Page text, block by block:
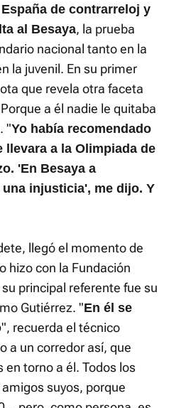
de contrarreloj y
al Besaya, la prueba
nacional tanto en la
la juvenil. En su primer
que revela otra faceta
a él nadie le quitaba
"Yo había recomendado
a la Olimpiada de
'En Besaya a
injusticia', me dijo. Y
llegó el momento de
hizo con la Fundación
principal referente fue su
Gutiérrez. "En él se
", recuerda el técnico
a un corredor así, que
torno a él. Todos los
suyos, porque